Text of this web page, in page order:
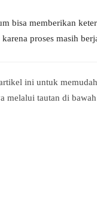
bisa memberikan
karena proses masih
ini untuk
melalui tautan di